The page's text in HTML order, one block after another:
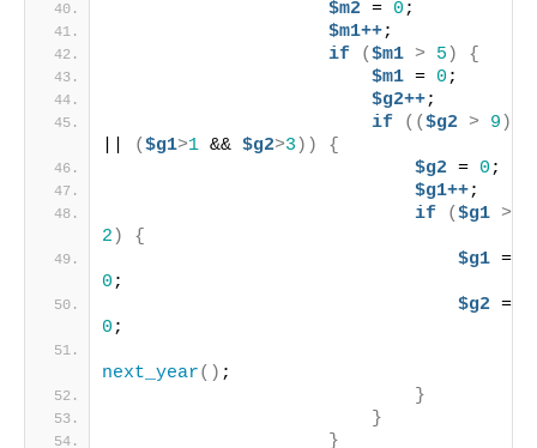
$m2 = 0 ;
$m1++;
if
($m1 > 5 )
{
$m1 = 0 ;
$g2++;
if
(($g2 > 9 )
($g1>1 && $g2>3 ))
{
$g2 = 0 ;
$g1++;
if
($g1 >
2 )
{
$g1
0 ;
$g2
0 ;
next_year() ;
}
}
}